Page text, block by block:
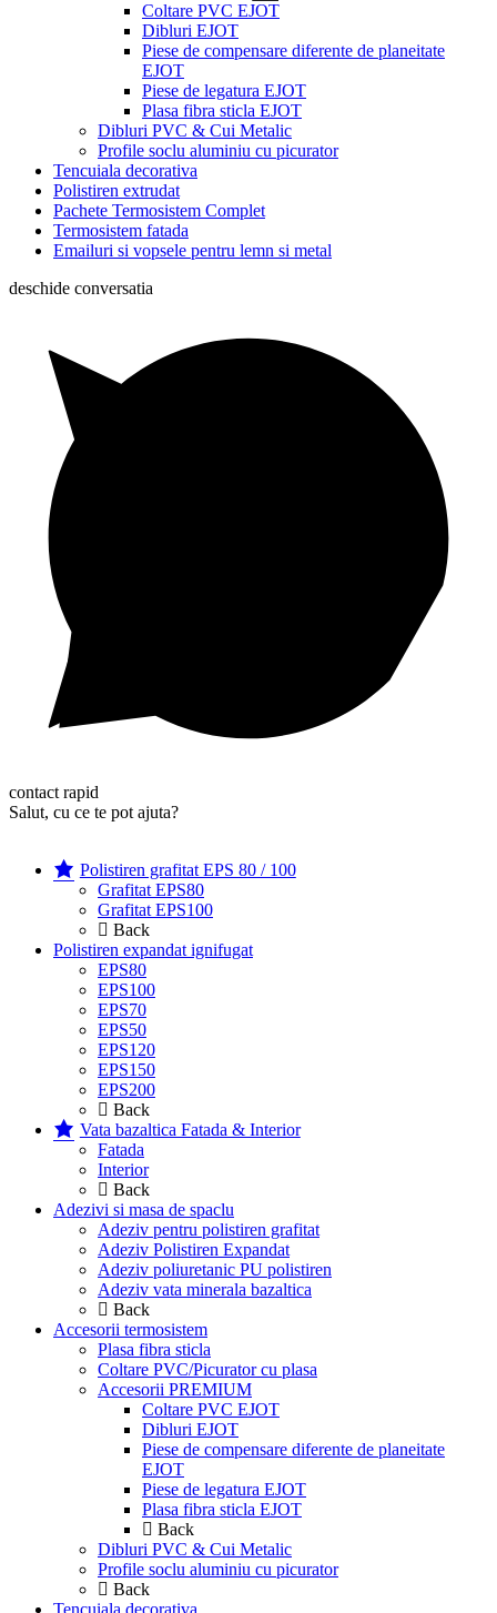
Coltare PVC EJOT
Dibluri EJOT
Piese de compensare diferente de planeitate
EJOT
Piese de legatura EJOT
Plasa fibra sticla EJOT
Dibluri PVC & Cui Metalic
Profile soclu aluminiu cu picurator
Tencuiala decorativa
Polistiren extrudat
Pachete Termosistem Complet
Termosistem fatada
Emailuri si vopsele pentru lemn si metal
deschide conversatia
contact rapid
Salut, cu ce te pot ajuta?
Polistiren grafitat EPS 80 / 100
Grafitat EPS80
Grafitat EPS100
Back
Polistiren expandat ignifugat
EPS80
EPS100
EPS70
EPS50
EPS120
EPS150
EPS200
Back
Vata bazaltica Fatada & Interior
Fatada
Interior
Back
Adezivi si masa de spaclu
Adeziv pentru polistiren grafitat
Adeziv Polistiren Expandat
Adeziv poliuretanic PU polistiren
Adeziv vata minerala bazaltica
Back
Accesorii termosistem
Plasa fibra sticla
Coltare PVC/Picurator cu plasa
Accesorii PREMIUM
Coltare PVC EJOT
Dibluri EJOT
Piese de compensare diferente de planeitate
EJOT
Piese de legatura EJOT
Plasa fibra sticla EJOT
Back
Dibluri PVC & Cui Metalic
Profile soclu aluminiu cu picurator
Back
Tencuiala decorativa